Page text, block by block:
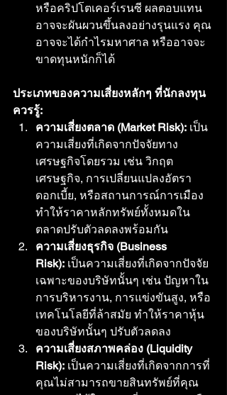
หรือคริปโตเคอร์เรนซี ผลตอบแทน
อาจจะผันผวนขึ้นลงอย่างรุนแรง คุณ
อาจจะได้กำไรมหาศาล หรืออาจจะ
ขาดทุนหนักก็ได้
ประเภทของความเสี่ยงหลักๆ ที่นักลงทุน
ควรรู้:
ความเสี่ยงตลาด (Market Risk): เป็น
ความเสี่ยงที่เกิดจากปัจจัยทาง
เศรษฐกิจโดยรวม เช่น วิกฤต
เศรษฐกิจ, การเปลี่ยนแปลงอัตรา
ดอกเบี้ย, หรือสถานการณ์การเมือง
ทำให้ราคาหลักทรัพย์ทั้งหมดใน
ตลาดปรับตัวลดลงพร้อมกัน
ความเสี่ยงธุรกิจ (Business
Risk): เป็นความเสี่ยงที่เกิดจากปัจจัย
เฉพาะของบริษัทนั้นๆ เช่น ปัญหาใน
การบริหารงาน, การแข่งขันสูง, หรือ
เทคโนโลยีที่ล้าสมัย ทำให้ราคาหุ้น
ของบริษัทนั้นๆ ปรับตัวลดลง
ความเสี่ยงสภาพคล่อง (Liquidity
Risk): เป็นความเสี่ยงที่เกิดจากการที่
คุณไม่สามารถขายสินทรัพย์ที่คุณ